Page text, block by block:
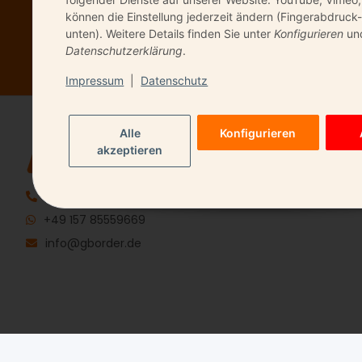
Bitte senden Sie
+49 157 85559669
info@gborder.de
QUICK
können die Einstellung jederzeit ändern
unten). Weitere Details finden Sie unterKonfigurieren
Datenschutzerklärung.
Impressum Datenschutz
Alle
akzeptieren
Konfigurieren